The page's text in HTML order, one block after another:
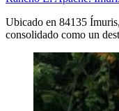
Ubicado en 84135
consolidado como un